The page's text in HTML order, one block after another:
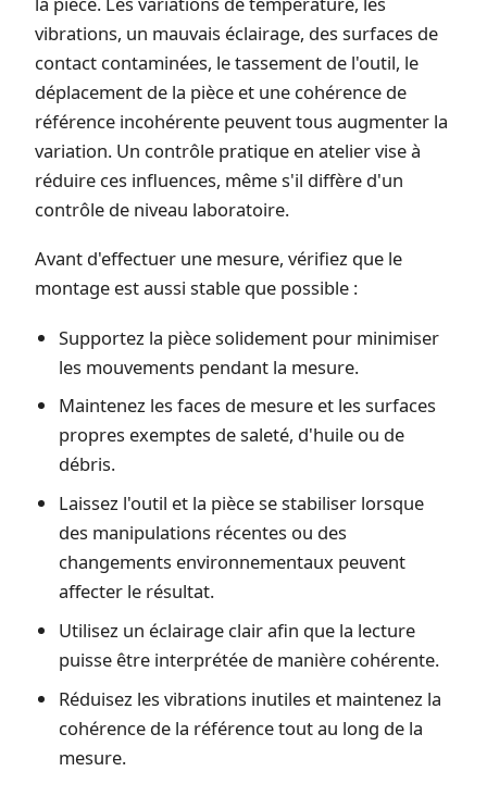
vibrations, un mauvais éclairage, des surfaces de
contact contaminées, le tassement de l'outil, le
déplacement de la pièce et une cohérence de
référence incohérente peuvent tous augmenter la
variation. Un contrôle pratique en atelier vise à
réduire ces influences, même s'il diffère d'un
contrôle de niveau laboratoire.
Avant d'effectuer une mesure, vérifiez que le
montage est aussi stable que possible :
Supportez la pièce solidement pour minimiser
les mouvements pendant la mesure.
Maintenez les faces de mesure et les surfaces
propres exemptes de saleté, d'huile ou de
débris.
Laissez l'outil et la pièce se stabiliser lorsque
des manipulations récentes ou des
changements environnementaux peuvent
affecter le résultat.
Utilisez un éclairage clair afin que la lecture
puisse être interprétée de manière cohérente.
Réduisez les vibrations inutiles et maintenez la
cohérence de la référence tout au long de la
mesure.